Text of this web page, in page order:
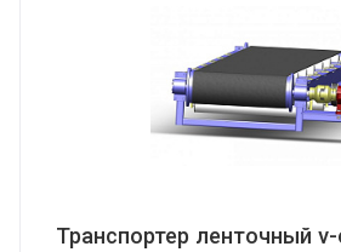
Транспортер ленточный